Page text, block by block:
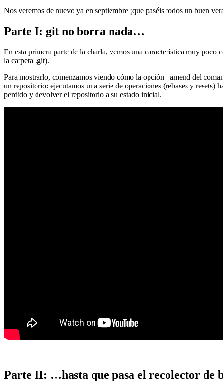
Nos veremos de nuevo ya en septiembre ¡que paséis todos un buen
Parte I: git no borra nada…
En esta primera parte de la charla, vemos una característica muy
la carpeta .git).
Para mostrarlo, comenzamos viendo cómo la opción –amend del
un repositorio: ejecutamos una serie de operaciones (rebases y
perdido y devolver el repositorio a su estado inicial.
Parte II: …hasta que pasa el recolector de